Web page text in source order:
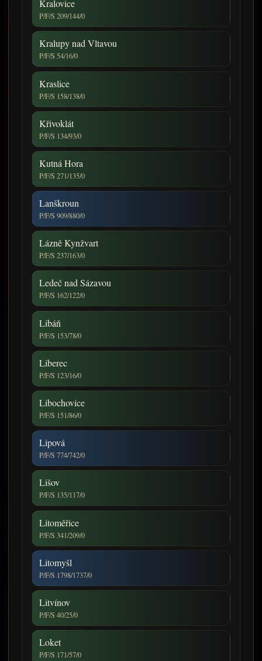
Kralovice
P/F/S 209/144/0
Kralupy nad Vltavou
P/F/S 54/16/0
Kraslice
P/F/S 158/138/0
Křivoklát
P/F/S 134/93/0
Kutná Hora
P/F/S 271/135/0
Lanškroun
P/F/S 909/880/0
Lázně Kynžvart
P/F/S 237/163/0
Ledeč nad Sázavou
P/F/S 162/122/0
Libáň
P/F/S 153/78/0
Liberec
P/F/S 123/16/0
Libochovice
P/F/S 151/86/0
Lipová
P/F/S 774/742/0
Lišov
P/F/S 135/117/0
Litoměřice
P/F/S 341/209/0
Litomyšl
P/F/S 1798/1737/0
Litvínov
P/F/S 40/25/0
Loket
P/F/S 171/57/0